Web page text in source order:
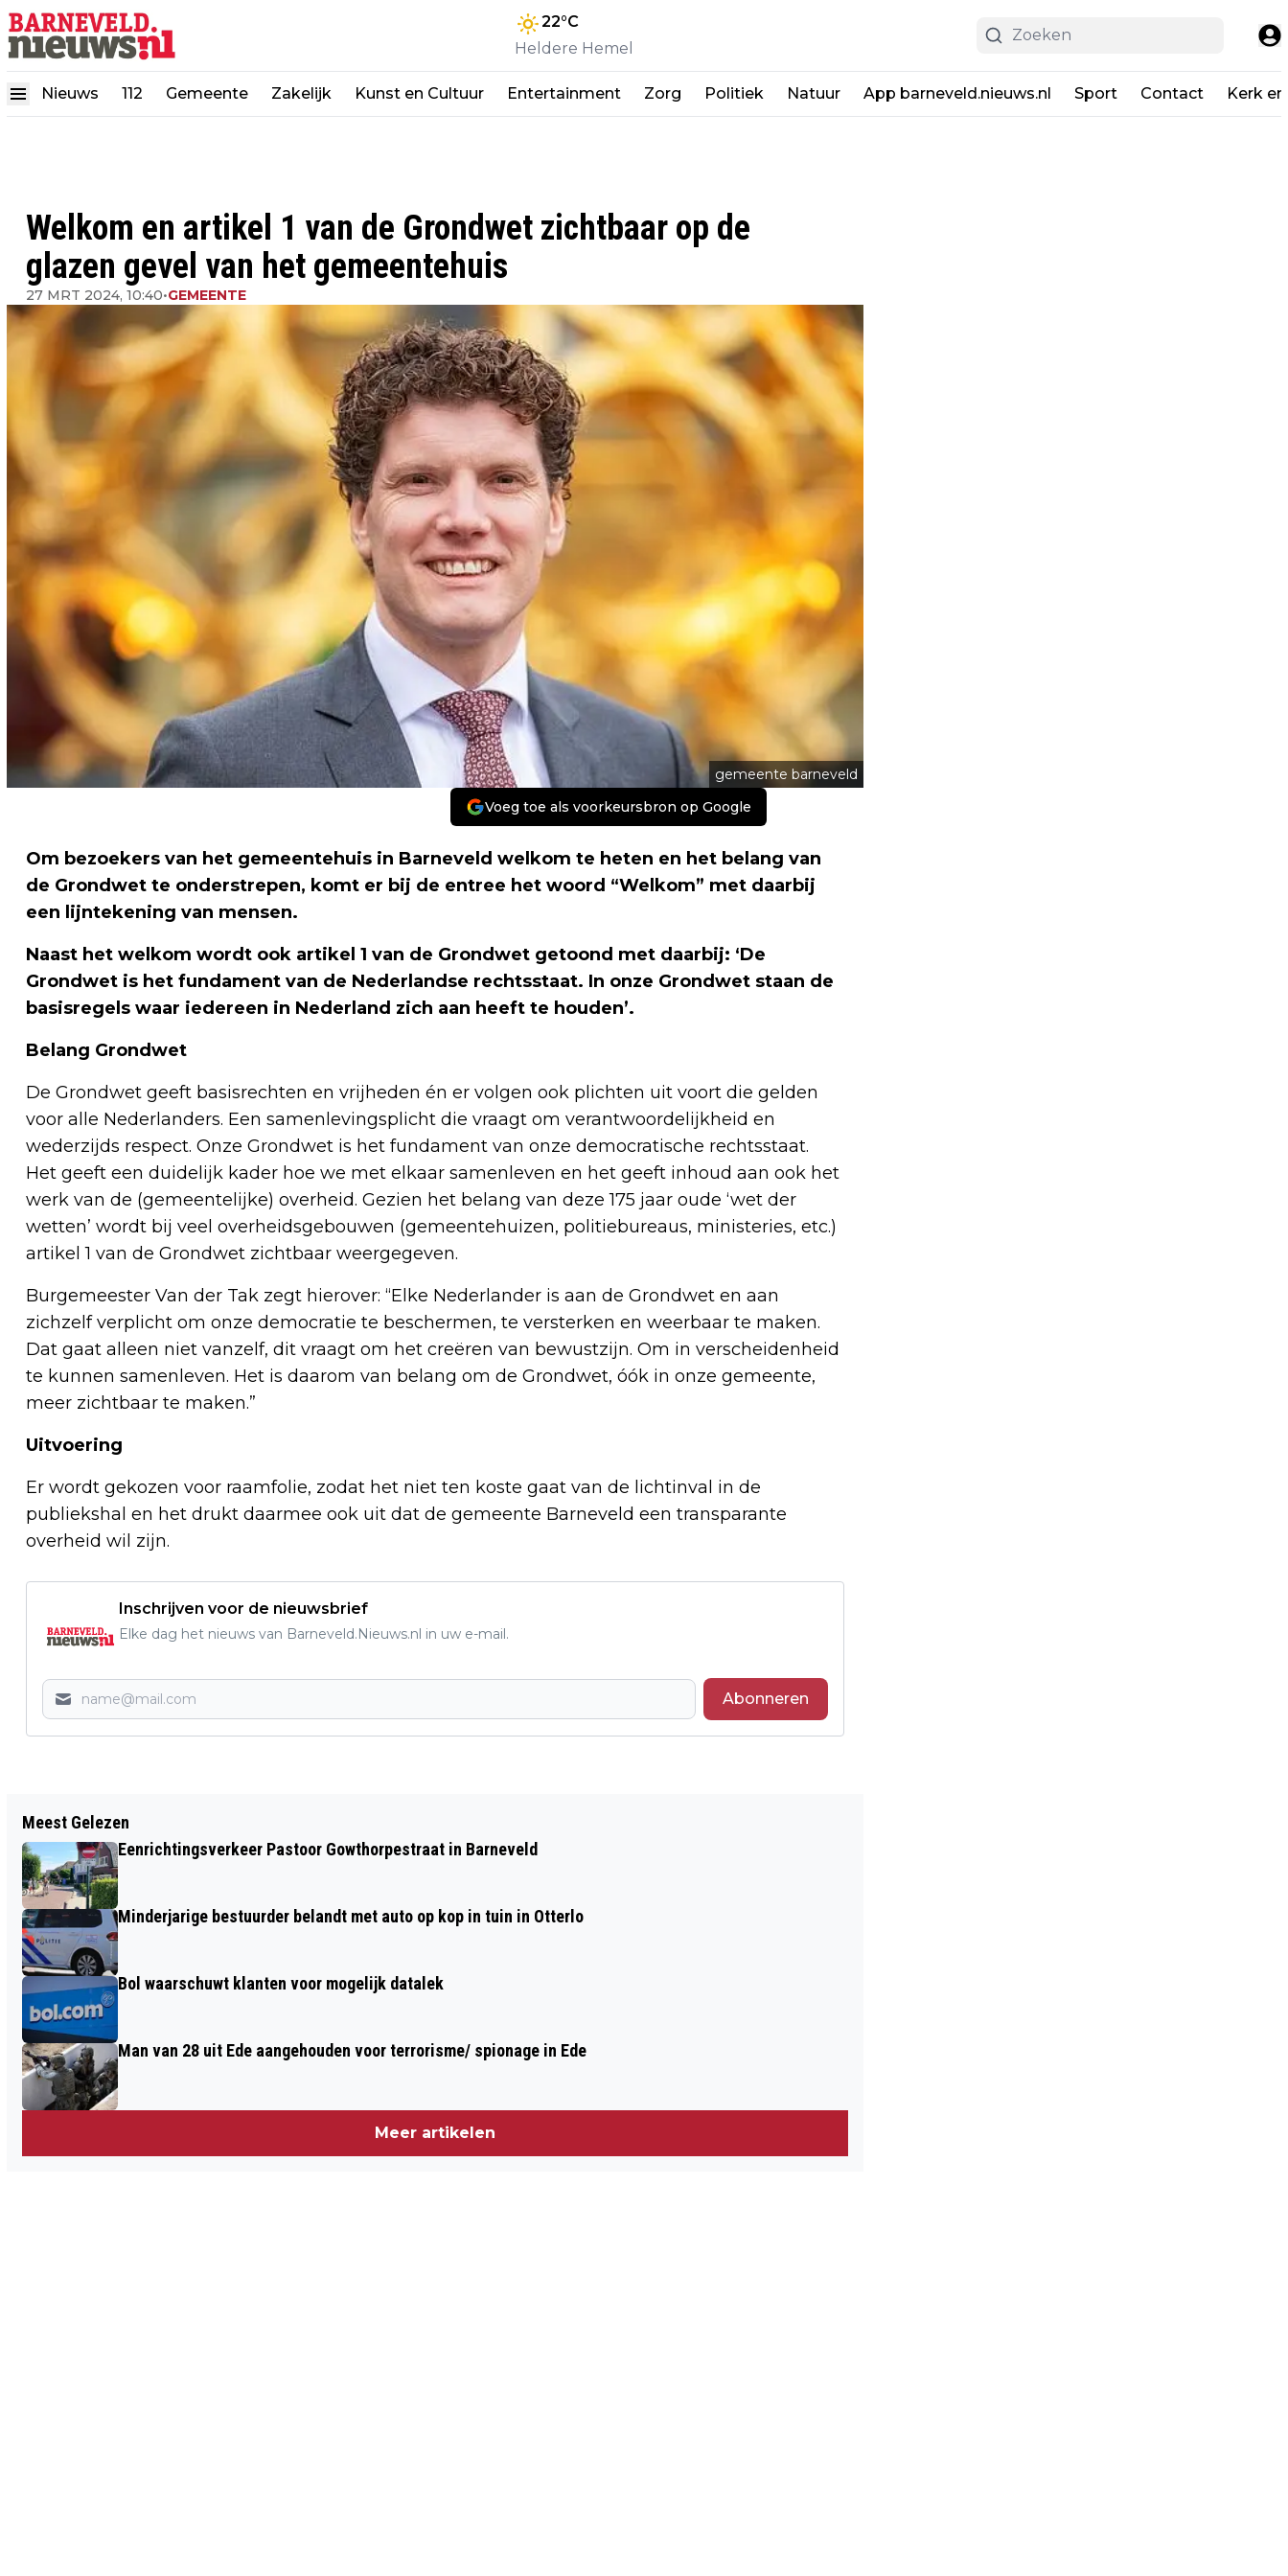
22°C
Heldere Hemel
Nieuws 112 Gemeente Zakelijk Kunst en Cultuur Entertainment Zorg Politiek Natuur App barneveld.nieuws.nl Sport Contact Kerk
Welkom en artikel 1 van de Grondwet zichtbaar op de
glazen gevel van het gemeentehuis
27 MRT 2024, 10:40•GEMEENTE
gemeente barneveld
Voeg toe als voorkeursbron op Google
Om bezoekers van het gemeentehuis in Barneveld welkom te heten en het belang van
de Grondwet te onderstrepen, komt er bij de entree het woord “Welkom” met daarbij
een lijntekening van mensen.
Naast het welkom wordt ook artikel 1 van de Grondwet getoond met daarbij: ‘De
Grondwet is het fundament van de Nederlandse rechtsstaat. In onze Grondwet staan de
basisregels waar iedereen in Nederland zich aan heeft te houden’.
Belang Grondwet
De Grondwet geeft basisrechten en vrijheden én er volgen ook plichten uit voort die gelden
voor alle Nederlanders. Een samenlevingsplicht die vraagt om verantwoordelijkheid en
wederzijds respect. Onze Grondwet is het fundament van onze democratische rechtsstaat.
Het geeft een duidelijk kader hoe we met elkaar samenleven en het geeft inhoud aan ook het
werk van de (gemeentelijke) overheid. Gezien het belang van deze 175 jaar oude ‘wet der
wetten’ wordt bij veel overheidsgebouwen (gemeentehuizen, politiebureaus, ministeries, etc.)
artikel 1 van de Grondwet zichtbaar weergegeven.
Burgemeester Van der Tak zegt hierover: “Elke Nederlander is aan de Grondwet en aan
zichzelf verplicht om onze democratie te beschermen, te versterken en weerbaar te maken.
Dat gaat alleen niet vanzelf, dit vraagt om het creëren van bewustzijn. Om in verscheidenheid
te kunnen samenleven. Het is daarom van belang om de Grondwet, óók in onze gemeente,
meer zichtbaar te maken.”
Uitvoering
Er wordt gekozen voor raamfolie, zodat het niet ten koste gaat van de lichtinval in de
publiekshal en het drukt daarmee ook uit dat de gemeente Barneveld een transparante
overheid wil zijn.
Inschrijven voor de nieuwsbrief
Elke dag het nieuws van Barneveld.Nieuws.nl in uw e-mail.
Abonneren
VRIJHEIDSDEFILÉ: EERBETOON AAN DE
INTERNATIONALE MILITAIRE
SAMENWERKING
LANDGOEDWERKGROEP APPEL ZOEKEN
Meest Gelezen
Eenrichtingsverkeer Pastoor Gowthorpestraat in Barneveld
Minderjarige bestuurder belandt met auto op kop in tuin in Otterlo
Bol waarschuwt klanten voor mogelijk datalek
Man van 28 uit Ede aangehouden voor terrorisme/ spionage in Ede
Meer artikelen